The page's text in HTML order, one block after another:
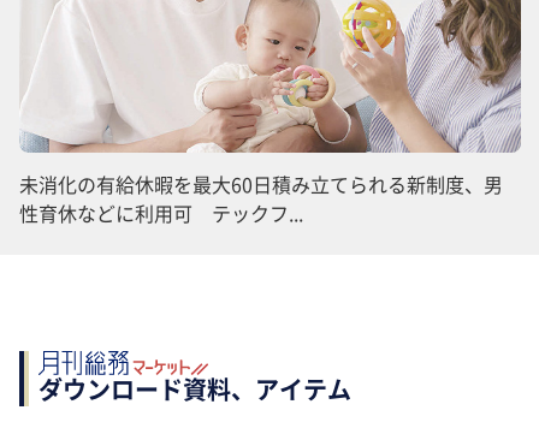
未消化の有給休暇を最大60日積み立てられる新制度、男
性育休などに利用可 テックフ...
ダウンロード資料、アイテム